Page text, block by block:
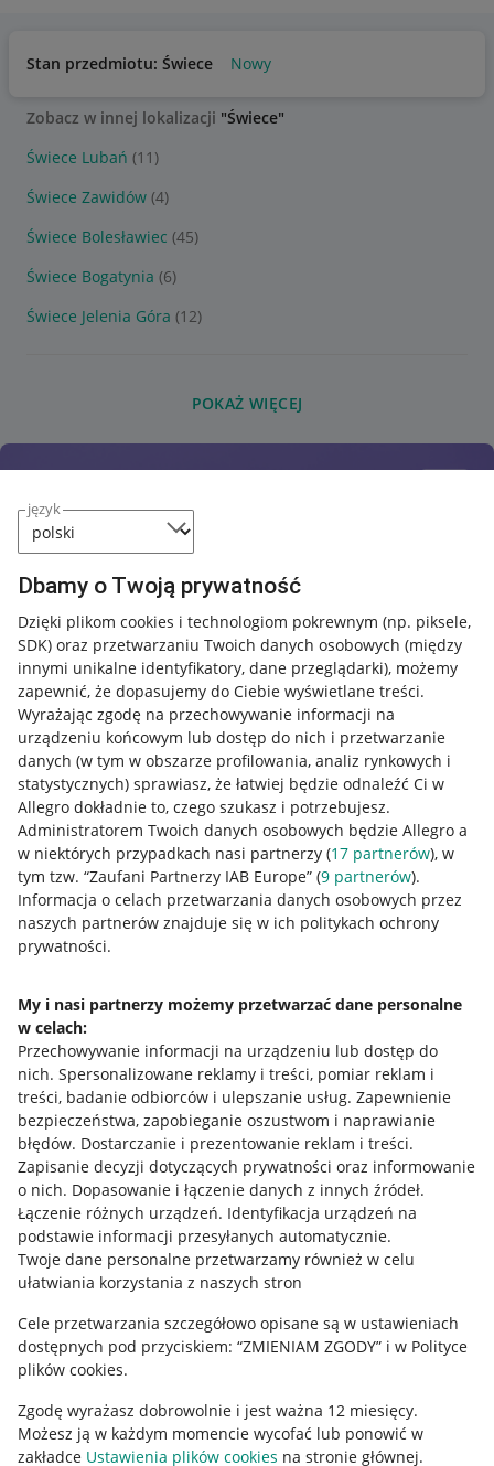
język
Dbamy o Twoją prywatność
Dzięki plikom cookies i technologiom pokrewnym (np. piksele,
SDK) oraz przetwarzaniu Twoich danych osobowych (między
innymi unikalne identyfikatory, dane przeglądarki), możemy
zapewnić, że dopasujemy do Ciebie wyświetlane treści.
Wyrażając zgodę na przechowywanie informacji na
urządzeniu końcowym lub dostęp do nich i przetwarzanie
danych (w tym w obszarze profilowania, analiz rynkowych i
statystycznych) sprawiasz, że łatwiej będzie odnaleźć Ci w
Allegro dokładnie to, czego szukasz i potrzebujesz.
Administratorem Twoich danych osobowych będzie Allegro a
w niektórych przypadkach nasi partnerzy (17 partnerów), w
tym tzw. “Zaufani Partnerzy IAB Europe” (9 partnerów).
Informacja o celach przetwarzania danych osobowych przez
naszych partnerów znajduje się w ich politykach ochrony
prywatności.
My i nasi partnerzy możemy przetwarzać dane personalne
w celach:
Przechowywanie informacji na urządzeniu lub dostęp do
nich. Spersonalizowane reklamy i treści, pomiar reklam i
treści, badanie odbiorców i ulepszanie usług. Zapewnienie
bezpieczeństwa, zapobieganie oszustwom i naprawianie
błędów. Dostarczanie i prezentowanie reklam i treści.
Zapisanie decyzji dotyczących prywatności oraz informowanie
o nich. Dopasowanie i łączenie danych z innych źródeł.
Łączenie różnych urządzeń. Identyfikacja urządzeń na
podstawie informacji przesyłanych automatycznie.
Twoje dane personalne przetwarzamy również w celu
ułatwiania korzystania z naszych stron
Cele przetwarzania szczegółowo opisane są w ustawieniach
dostępnych pod przyciskiem: “ZMIENIAM ZGODY” i w Polityce
plików cookies.
Zgodę wyrażasz dobrowolnie i jest ważna 12 miesięcy.
Możesz ją w każdym momencie wycofać lub ponowić w
zakładce Ustawienia plików cookies na stronie głównej.
Stan przedmiotu: Świece Nowy
Zobacz w innej lokalizacji "Świece"
Świece Lubań (11)
Świece Zawidów (4)
Świece Bolesławiec (45)
Świece Bogatynia (6)
Świece Jelenia Góra (12)
POKAŻ WIĘCEJ
Przydatne informacje
Jak to działa
Allegro Gadane dla sprzedających
Allegro Gadane dla kupujących
Mapa miejscowości
Informacje prawne
Regulamin
Polityka plików "cookies"
Ustawienia plików "cookies"
Udostępnianie lokalizacji
Informacje dla Aktu o Usługach Cyfrowych
Pobierz aplikację